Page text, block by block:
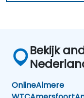
Bekijk
OnlineAlmere